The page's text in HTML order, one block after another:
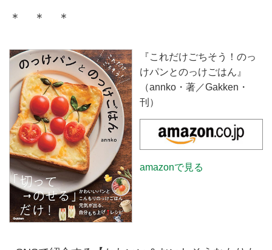
＊ ＊ ＊
『これだけごちそう！のっ
けパンとのっけごはん』
（annko・著／Gakken・
刊）
amazonで見る